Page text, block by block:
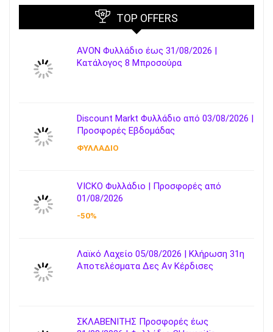
TOP OFFERS
AVON Φυλλάδιο έως 31/08/2026 |
Κατάλογος 8 Μπροσούρα
Discount Markt Φυλλάδιο από 03/08/2026 |
Προσφορές Εβδομάδας
ΦΥΛΛΑΔΙΟ
VICKO Φυλλάδιο | Προσφορές από
01/08/2026
-50%
Λαϊκό Λαχείο 05/08/2026 | Κλήρωση 31η
Αποτελέσματα Δες Αν Κέρδισες
ΣΚΛΑΒΕΝΙΤΗΣ Προσφορές έως